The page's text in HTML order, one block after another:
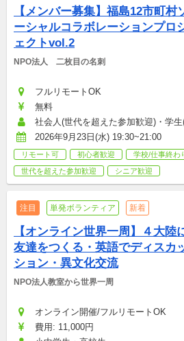
【メンバー募集】福島12市町村
ーシャルコラボレーションプロ
ェクトvol.2
NPO法人　二枚目の名刺
フルリモートOK
無料
社会人(世代を超えた参加歓迎)・学
2026年9月23日(水) 19:30~21:00
リモート可 初心者歓迎
学校/仕事終わ
世代を超えた参加歓迎
シニア歓迎
注目 単発ボランティア 新着
【オンライン世界一周】４大陸
友達をつくる・英語でディスカ
ション・異文化交流
NPO法人教室から世界一周
オンライン開催/フルリモートOK
費用: 11,000円